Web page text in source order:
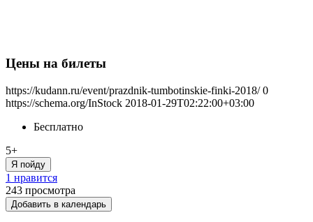
Цены на билеты
https://kudann.ru/event/prazdnik-tumbotinskie-finki-2018/ 0
https://schema.org/InStock 2018-01-29T02:22:00+03:00
Бесплатно
5+
Я пойду
1 нравится
243 просмотра
Добавить в календарь